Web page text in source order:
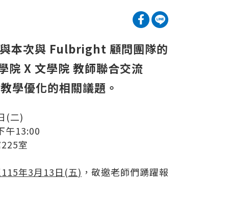
本次與 Fulbright 顧問團隊的
院 X 文學院 教師聯合交流
學優化的相關議題。
(二)
午13:00
室
115年3月 13日 (五) ，敬邀老師們踴躍報